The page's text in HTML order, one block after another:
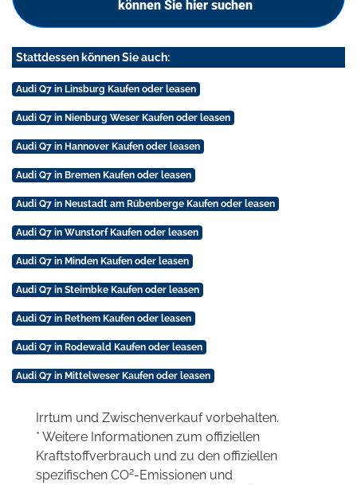
können Sie hier suchen
Stattdessen können Sie auch:
Audi Q7 in Linsburg Kaufen oder leasen
Audi Q7 in Nienburg Weser Kaufen oder leasen
Audi Q7 in Hannover Kaufen oder leasen
Audi Q7 in Bremen Kaufen oder leasen
Audi Q7 in Neustadt am Rübenberge Kaufen oder leasen
Audi Q7 in Wunstorf Kaufen oder leasen
Audi Q7 in Minden Kaufen oder leasen
Audi Q7 in Steimbke Kaufen oder leasen
Audi Q7 in Rethem Kaufen oder leasen
Audi Q7 in Rodewald Kaufen oder leasen
Audi Q7 in Mittelweser Kaufen oder leasen
Irrtum und Zwischenverkauf vorbehalten.
* Weitere Informationen zum offiziellen
Kraftstoffverbrauch und zu den offiziellen
spezifischen CO2-Emissionen und